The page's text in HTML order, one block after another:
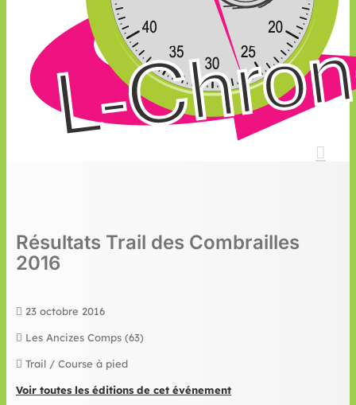
Résultats Trail des Combrailles
2016
23 octobre 2016
Les Ancizes Comps (63)
Trail / Course à pied
Voir toutes les éditions de cet événement